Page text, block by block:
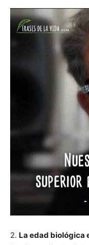
2. La edad biológica